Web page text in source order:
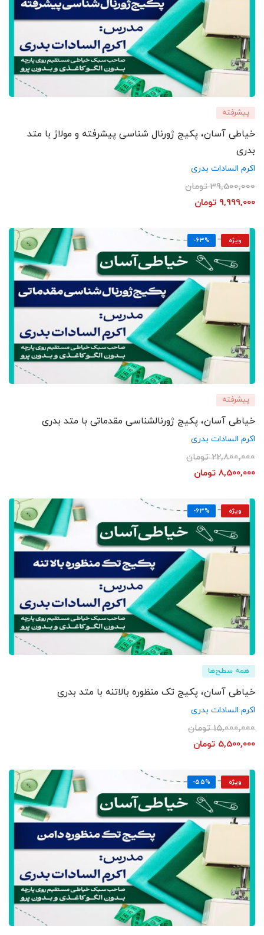
پیشرفته
خیاطی آسان، پکیج ژورنال شناسی پیشرفته و مولاژ با متد
بدری
اکرم السادات بدری
39,500,000 تومان
9,999,000 تومان
ویژه -63%
پیشرفته
خیاطی آسان، پکیج ژورنالشناسی مقدماتی با متد بدری
اکرم السادات بدری
22,800,000 تومان
8,500,000 تومان
ویژه -63%
همه سطح‌ها
خیاطی آسان، پکیج تک منظوره بالاتنه با متد بدری
اکرم السادات بدری
15,000,000 تومان
5,500,000 تومان
ویژه -55%